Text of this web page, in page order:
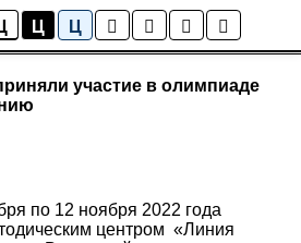
Ц Ц
колледжа
участие в олимпиаде
по 12 ноября 2022 года
центром «Линия